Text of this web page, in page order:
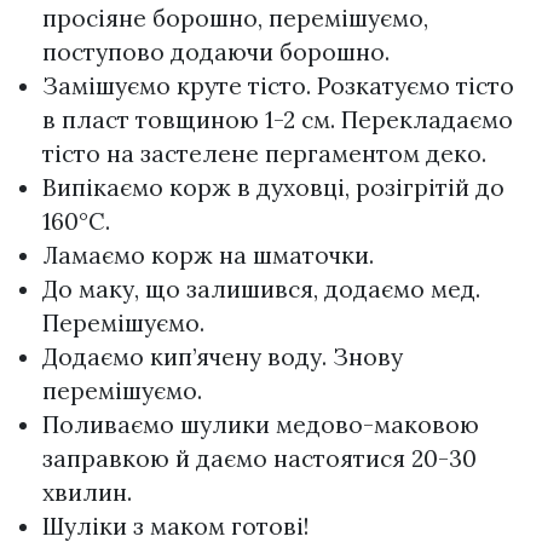
просіяне борошно, перемішуємо,
поступово додаючи борошно.
Замішуємо круте тісто. Розкатуємо тісто
в пласт товщиною 1-2 см. Перекладаємо
тісто на застелене пергаментом деко.
Випікаємо корж в духовці, розігрітій до
160°C.
Ламаємо корж на шматочки.
До маку, що залишився, додаємо мед.
Перемішуємо.
Додаємо кип’ячену воду. Знову
перемішуємо.
Поливаємо шулики медово-маковою
заправкою й даємо настоятися 20-30
хвилин.
Шуліки з маком готові!